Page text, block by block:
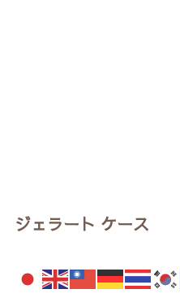
ジェラート ケース